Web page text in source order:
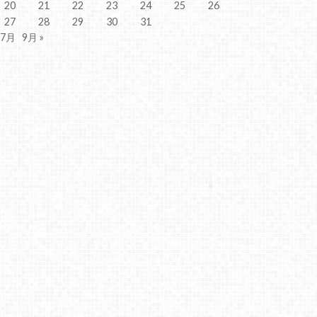
20 21 22 23 24 25
26
27
28 29 30
31
月
9月 »